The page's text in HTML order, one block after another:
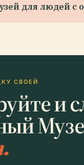
для людей
СВОЕЙ
и